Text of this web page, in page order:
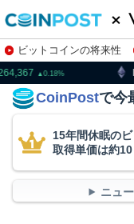
ビットコインの将来性
株特集・関連銘柄
ETH 303,207.0
CoinPostで今
15年間休眠の
取得単価は約
ニュ